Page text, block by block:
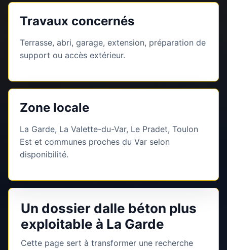
Travaux concernés
Terrasse, abri, garage, extension, préparation de
support ou accès extérieur.
Zone locale
La Garde, La Valette-du-Var, Le Pradet, Toulon
Est et communes proches du Var selon
disponibilité.
Un dossier dalle béton plus
exploitable à La Garde
Cette page sert à transformer une recherche